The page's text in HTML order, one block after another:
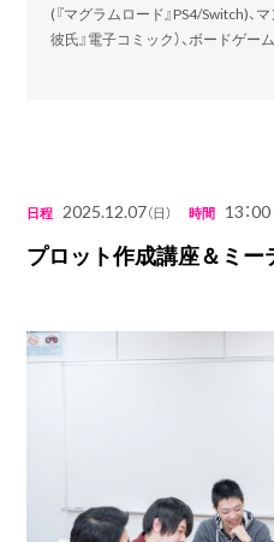
(『マグラムロード』PS4/Switch)、
彼氏』電子コミック）、ボードゲー
日程 2025.12.07（日） 時間 13：
プロット作成講座＆ミー